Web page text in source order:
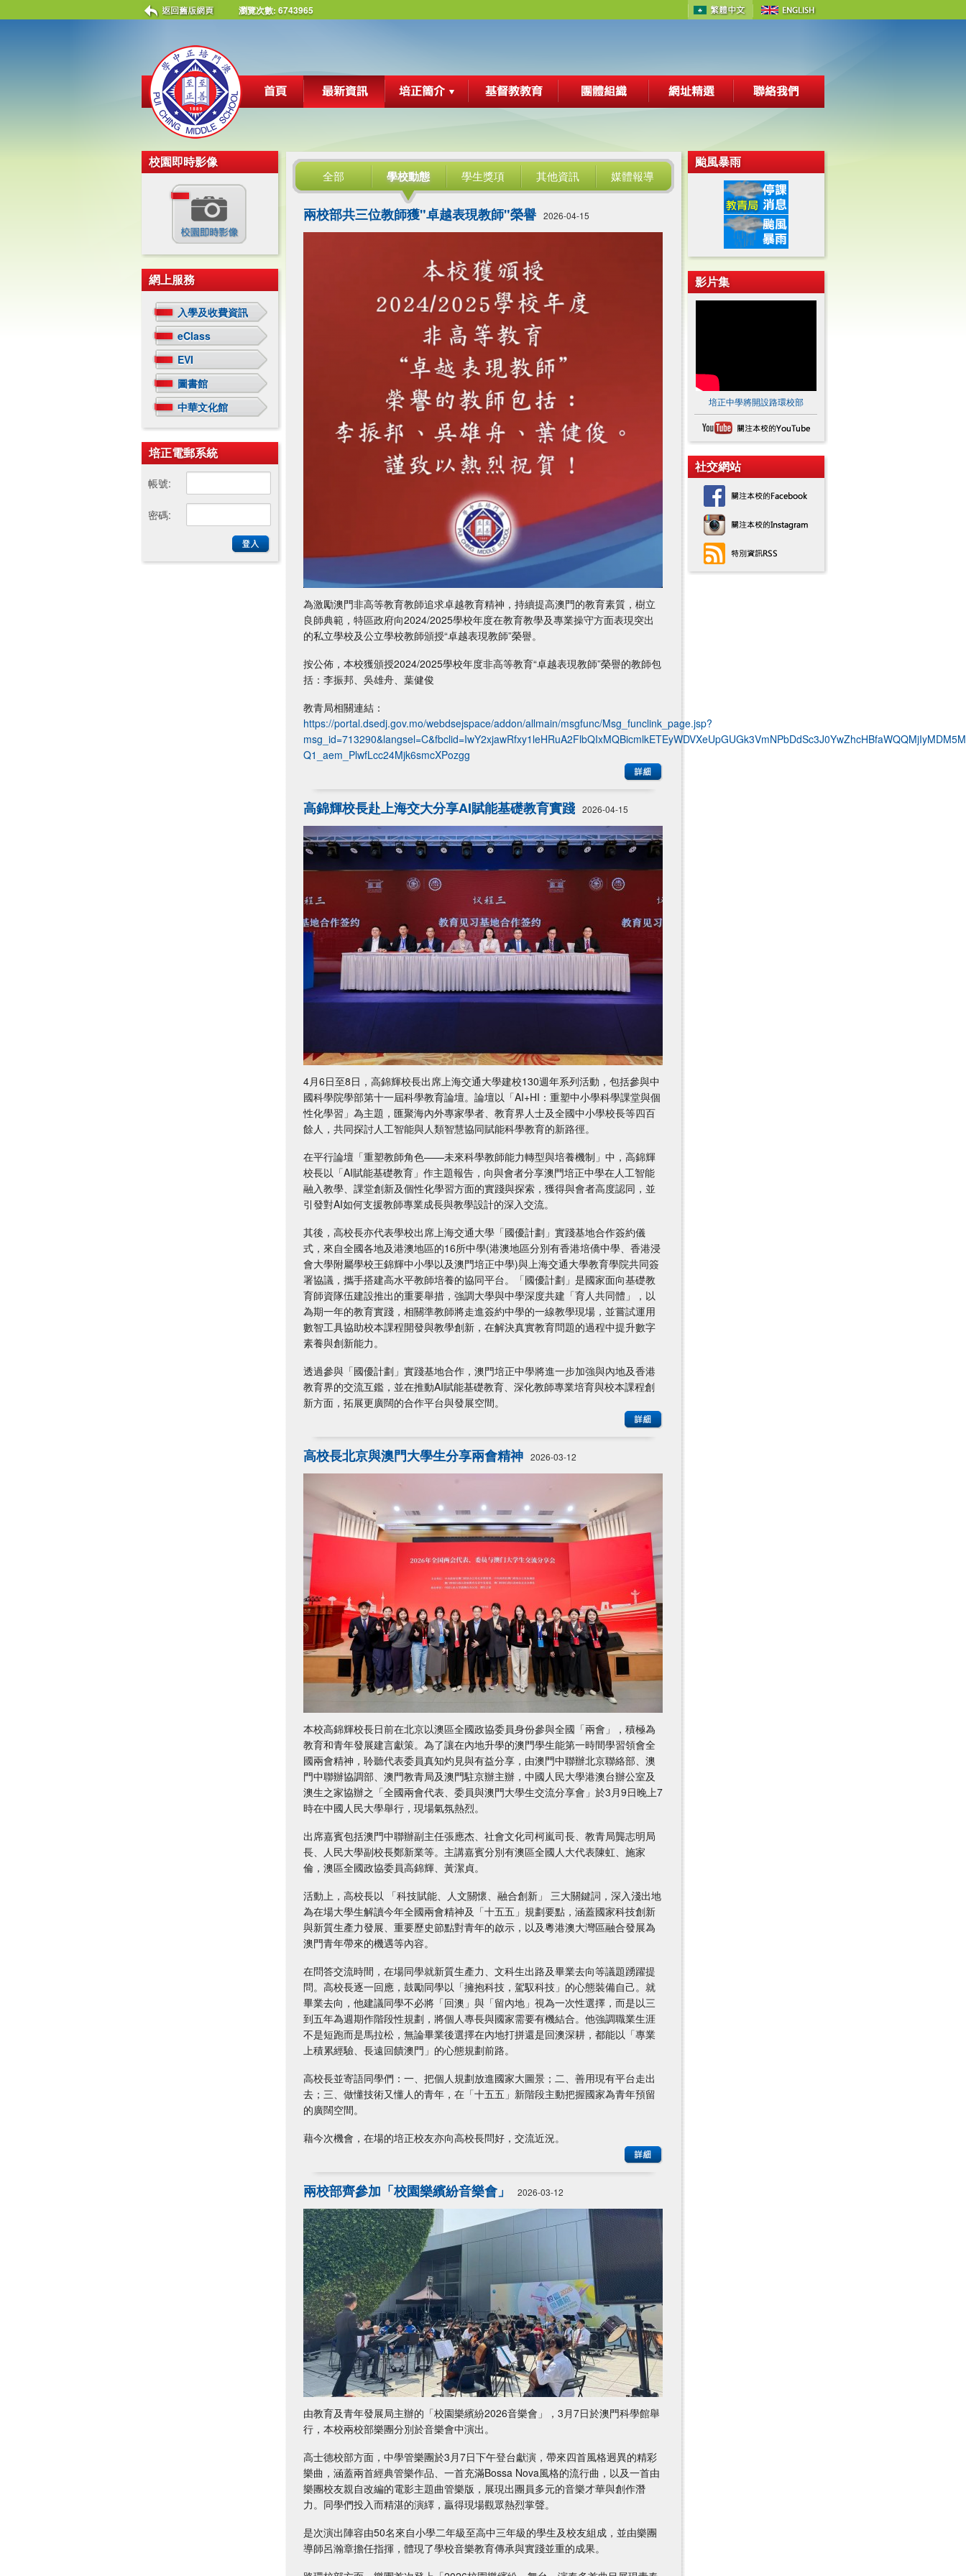
瀏覽次數: 6743965
校園即時影像
網上服務
入學及收費資訊
eClass
EVI
圖書館
中華文化館
培正電郵系統
帳號:
密碼:
全部 學校動態 學生獎項 其他資訊 媒體報導
兩校部共三位教師獲"卓越表現教師"榮譽 2026-04-15
為激勵澳門非高等教育教師追求卓越教育精神，持續提高澳門的教育素質，樹立
良師典範，特區政府向2024/2025學校年度在教育教學及專業操守方面表現突出
的私立學校及公立學校教師頒授“卓越表現教師”榮譽。
按公佈，本校獲頒授2024/2025學校年度非高等教育“卓越表現教師”榮譽的教師包
括：李振邦、吳雄舟、葉健俊
教青局相關連結：
https://portal.dsedj.gov.mo/webdsejspace/addon/allmain/msgfunc/Msg_funclink_page.jsp?
Q1_aem_PlwfLcc24Mjk6smcXPozgg
高錦輝校長赴上海交大分享AI賦能基礎教育實踐 2026-04-15
4月6日至8日，高錦輝校長出席上海交通大學建校130週年系列活動，包括參與中
國科學院學部第十一屆科學教育論壇。論壇以「AI+HI：重塑中小學科學課堂與個
性化學習」為主題，匯聚海內外專家學者、教育界人士及全國中小學校長等四百
餘人，共同探討人工智能與人類智慧協同賦能科學教育的新路徑。
在平行論壇「重塑教師角色——未來科學教師能力轉型與培養機制」中，高錦輝
校長以「AI賦能基礎教育」作主題報告，向與會者分享澳門培正中學在人工智能
融入教學、課堂創新及個性化學習方面的實踐與探索，獲得與會者高度認同，並
引發對AI如何支援教師專業成長與教學設計的深入交流。
其後，高校長亦代表學校出席上海交通大學「國優計劃」實踐基地合作簽約儀
式，來自全國各地及港澳地區的16所中學(港澳地區分別有香港培僑中學、香港浸
會大學附屬學校王錦輝中小學以及澳門培正中學)與上海交通大學教育學院共同簽
署協議，攜手搭建高水平教師培養的協同平台。「國優計劃」是國家面向基礎教
育師資隊伍建設推出的重要舉措，強調大學與中學深度共建「育人共同體」，以
為期一年的教育實踐，相關準教師將走進簽約中學的一線教學現場，並嘗試運用
數智工具協助校本課程開發與教學創新，在解決真實教育問題的過程中提升數字
素養與創新能力。
透過參與「國優計劃」實踐基地合作，澳門培正中學將進一步加強與內地及香港
教育界的交流互鑑，並在推動AI賦能基礎教育、深化教師專業培育與校本課程創
新方面，拓展更廣闊的合作平台與發展空間。
高校長北京與澳門大學生分享兩會精神 2026-03-12
本校高錦輝校長日前在北京以澳區全國政協委員身份參與全國「兩會」，積極為
教育和青年發展建言獻策。為了讓在內地升學的澳門學生能第一時間學習領會全
國兩會精神，聆聽代表委員真知灼見與有益分享，由澳門中聯辦北京聯絡部、澳
門中聯辦協調部、澳門教青局及澳門駐京辦主辦，中國人民大學港澳台辦公室及
澳生之家協辦之「全國兩會代表、委員與澳門大學生交流分享會」於3月9日晚上7
時在中國人民大學舉行，現場氣氛熱烈。
出席嘉賓包括澳門中聯辦副主任張應杰、社會文化司柯嵐司長、教青局龔志明局
長、人民大學副校長鄭新業等。主講嘉賓分別有澳區全國人大代表陳虹、施家
倫，澳區全國政協委員高錦輝、黃潔貞。
活動上，高校長以 「科技賦能、人文關懷、融合創新」 三大關鍵詞，深入淺出地
為在場大學生解讀今年全國兩會精神及「十五五」規劃要點，涵蓋國家科技創新
與新質生產力發展、重要歷史節點對青年的啟示，以及粵港澳大灣區融合發展為
澳門青年帶來的機遇等內容。
在問答交流時間，在場同學就新質生產力、文科生出路及畢業去向等議題踴躍提
問。高校長逐一回應，鼓勵同學以「擁抱科技，駕馭科技」的心態裝備自己。就
畢業去向，他建議同學不必將「回澳」與「留內地」視為一次性選擇，而是以三
到五年為週期作階段性規劃，將個人專長與國家需要有機結合。他強調職業生涯
不是短跑而是馬拉松，無論畢業後選擇在內地打拼還是回澳深耕，都能以「專業
上積累經驗、長遠回饋澳門」的心態規劃前路。
高校長並寄語同學們：一、把個人規劃放進國家大圖景；二、善用現有平台走出
去；三、做懂技術又懂人的青年，在「十五五」新階段主動把握國家為青年預留
的廣闊空間。
藉今次機會，在場的培正校友亦向高校長問好，交流近況。
兩校部齊參加「校園樂繽紛音樂會」 2026-03-12
由教育及青年發展局主辦的「校園樂繽紛2026音樂會」，3月7日於澳門科學館舉
行，本校兩校部樂團分別於音樂會中演出。
高士德校部方面，中學管樂團於3月7日下午登台獻演，帶來四首風格迥異的精彩
樂曲，涵蓋兩首經典管樂作品、一首充滿Bossa Nova風格的流行曲，以及一首由
樂團校友親自改編的電影主題曲管樂版，展現出團員多元的音樂才華與創作潛
力。同學們投入而精湛的演繹，贏得現場觀眾熱烈掌聲。
是次演出陣容由50名來自小學二年級至高中三年級的學生及校友組成，並由樂團
導師呂瀚章擔任指揮，體現了學校音樂教育傳承與實踐並重的成果。
颱風暴雨
影片集
培正中學將開設路環校部
社交網站